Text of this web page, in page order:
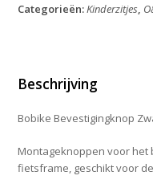
Categorieën:Kinderzitjes,
Beschrijving
Bobike Bevestigingknop
Montageknoppen voor
fietsframe, geschikt voor